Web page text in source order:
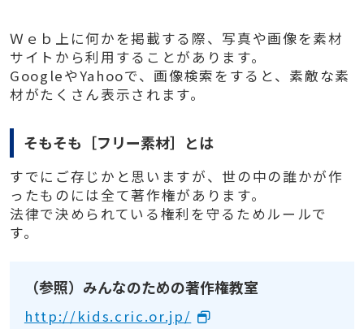
Ｗｅｂ上に何かを掲載する際、写真や画像を素材
サイトから利用することがあります。
GoogleやYahooで、画像検索をすると、素敵な素
材がたくさん表示されます。
そもそも［フリー素材］とは
すでにご存じかと思いますが、世の中の誰かが作
ったものには全て著作権があります。
法律で決められている権利を守るためルールで
す。
（参照）みんなのための著作権教室
http://kids.cric.or.jp/